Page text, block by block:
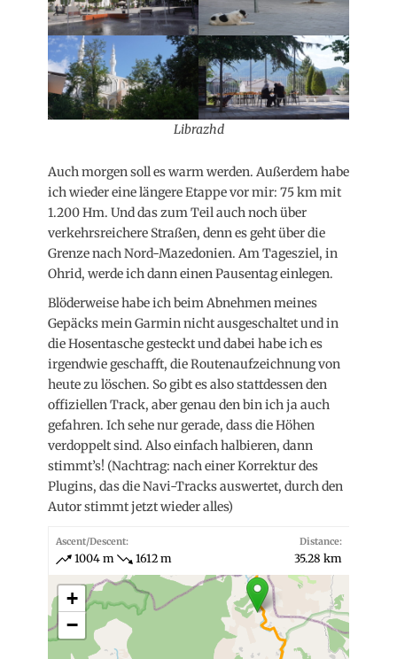
Librazhd
Auch morgen soll es warm werden. Außerdem habe
ich wieder eine längere Etappe vor mir: 75 km mit
1.200 Hm. Und das zum Teil auch noch über
verkehrsreichere Straßen, denn es geht über die
Grenze nach Nord-Mazedonien. Am Tagesziel, in
Ohrid, werde ich dann einen Pausentag einlegen.
Blöderweise habe ich beim Abnehmen meines
Gepäcks mein Garmin nicht ausgeschaltet und in
die Hosentasche gesteckt und dabei habe ich es
irgendwie geschafft, die Routenaufzeichnung von
heute zu löschen. So gibt es also stattdessen den
offiziellen Track, aber genau den bin ich ja auch
gefahren. Ich sehe nur gerade, dass die Höhen
verdoppelt sind. Also einfach halbieren, dann
stimmt’s! (Nachtrag: nach einer Korrektur des
Plugins, das die Navi-Tracks auswertet, durch den
Autor stimmt jetzt wieder alles)
Ascent/Descent:
1004 m 1612 m
Distance:
35.28 km
+
−